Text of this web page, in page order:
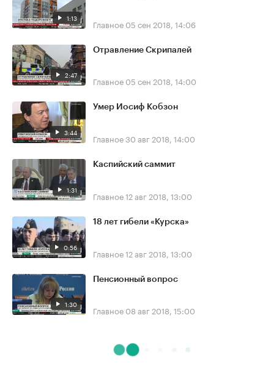
1:13 Главное 05 сен 2018, 14:06
2:47
Отравление Скрипалей
Главное 05 сен 2018, 14:00
3:44
Умер Иосиф Кобзон
Главное30 авг 2018, 14:00
1:31
Каспийский саммит
Главное12 авг 2018, 13:00
0:56
18 лет гибели «Курска»
Главное12 авг 2018, 13:00
1:30
Пенсионный вопрос
Главное 08 авг 2018, 15:00